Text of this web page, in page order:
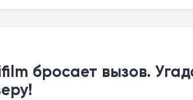
бросает вызов.